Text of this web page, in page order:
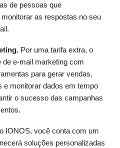
de pessoas que
as respostas no seu
Por uma tarifa extra, o
e-mail marketing com
para gerar vendas,
monitorar dados em tempo
o sucesso das campanhas
IONOS, você conta com um
soluções personalizadas